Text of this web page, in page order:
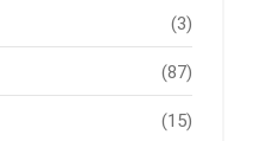
(3)
(87)
(15)